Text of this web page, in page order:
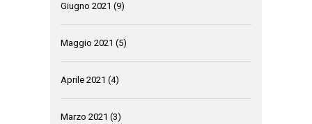
Giugno 2021 (9)
Maggio 2021 (5)
Aprile 2021 (4)
Marzo 2021 (3)